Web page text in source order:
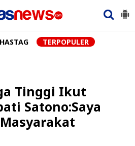
HASTAG TERPOPULER
Tinggi Ikut
Satono:Saya